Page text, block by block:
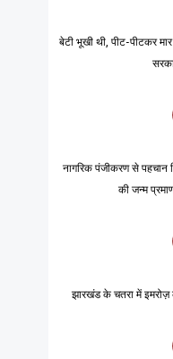
बेटी भूखी थी, पीट-पीटकर
नागरिक पंजीकरण से पहचान
की जन्म
झारखंड के चतरा में इमरोज़